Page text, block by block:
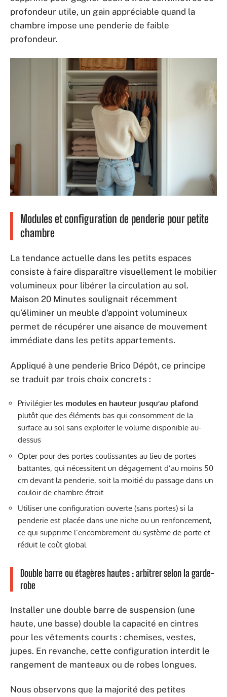
profondeur utile, un gain appréciable quand la
chambre impose une penderie de faible
profondeur.
Modules et configuration de penderie pour petite
chambre
La tendance actuelle dans les petits espaces
consiste à faire disparaître visuellement le mobilier
volumineux pour libérer la circulation au sol.
Maison 20 Minutes soulignait récemment
qu’éliminer un meuble d’appoint volumineux
permet de récupérer une aisance de mouvement
immédiate dans les petits appartements.
Appliqué à une penderie Brico Dépôt, ce principe
se traduit par trois choix concrets :
Privilégier les modules en hauteur jusqu’au plafond
plutôt que des éléments bas qui consomment de la
surface au sol sans exploiter le volume disponible au-
dessus
Opter pour des portes coulissantes au lieu de portes
battantes, qui nécessitent un dégagement d’au moins 50
cm devant la penderie, soit la moitié du passage dans un
couloir de chambre étroit
Utiliser une configuration ouverte (sans portes) si la
penderie est placée dans une niche ou un renfoncement,
ce qui supprime l’encombrement du système de porte et
réduit le coût global
Double barre ou étagères hautes : arbitrer selon la garde-
robe
Installer une double barre de suspension (une
haute, une basse) double la capacité en cintres
pour les vêtements courts : chemises, vestes,
jupes. En revanche, cette configuration interdit le
rangement de manteaux ou de robes longues.
Nous observons que la majorité des petites